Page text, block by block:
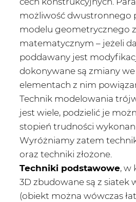
możliwość dwustronnego
modelu geometrycznego z
matematycznym – jeżeli
poddawany jest
dokonywane są zmiany
elementach z nim
Technik modelowania
jest wiele, podzielić je
stopień trudności
Wyróżniamy zatem
oraz techniki złożone.
Techniki podstawowe, w
3D zbudowane są z siatek
(obiekt można wówczas